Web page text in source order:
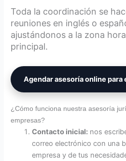
Toda la coordinación se
reuniones en inglés o
ajustándonos a la zona
principal.
Agendar asesoría online para
¿Cómo funciona nuestra asesoría
empresas?
Contacto inicial: nos
correo electrónico con una
empresa y de tus